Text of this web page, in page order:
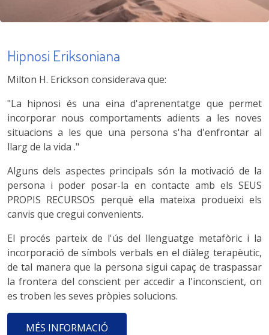
Hipnosi Eriksoniana
Milton H. Erickson considerava que:
"La hipnosi és una eina d'aprenentatge que permet
incorporar nous comportaments adients a les noves
situacions a les que una persona s'ha d'enfrontar al
llarg de la vida ."
Alguns dels aspectes principals són la motivació de la
persona i poder posar-la en contacte amb els SEUS
PROPIS RECURSOS perquè ella mateixa produeixi els
canvis que cregui convenients.
El procés parteix de l'ús del llenguatge metafòric i la
incorporació de símbols verbals en el diàleg terapèutic,
de tal manera que la persona sigui capaç de traspassar
la frontera del conscient per accedir a l'inconscient, on
es troben les seves pròpies solucions.
MÉS INFORMACIÓ